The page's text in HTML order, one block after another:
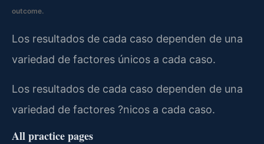
outcome.
Los resultados de cada caso dependen de una
variedad de factores únicos a cada caso.
Los resultados de cada caso dependen de una
variedad de factores ?nicos a cada caso.
All practice pages